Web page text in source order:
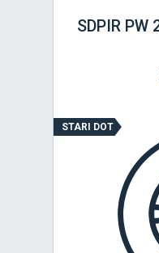
SDPIR PW
STARI DOT